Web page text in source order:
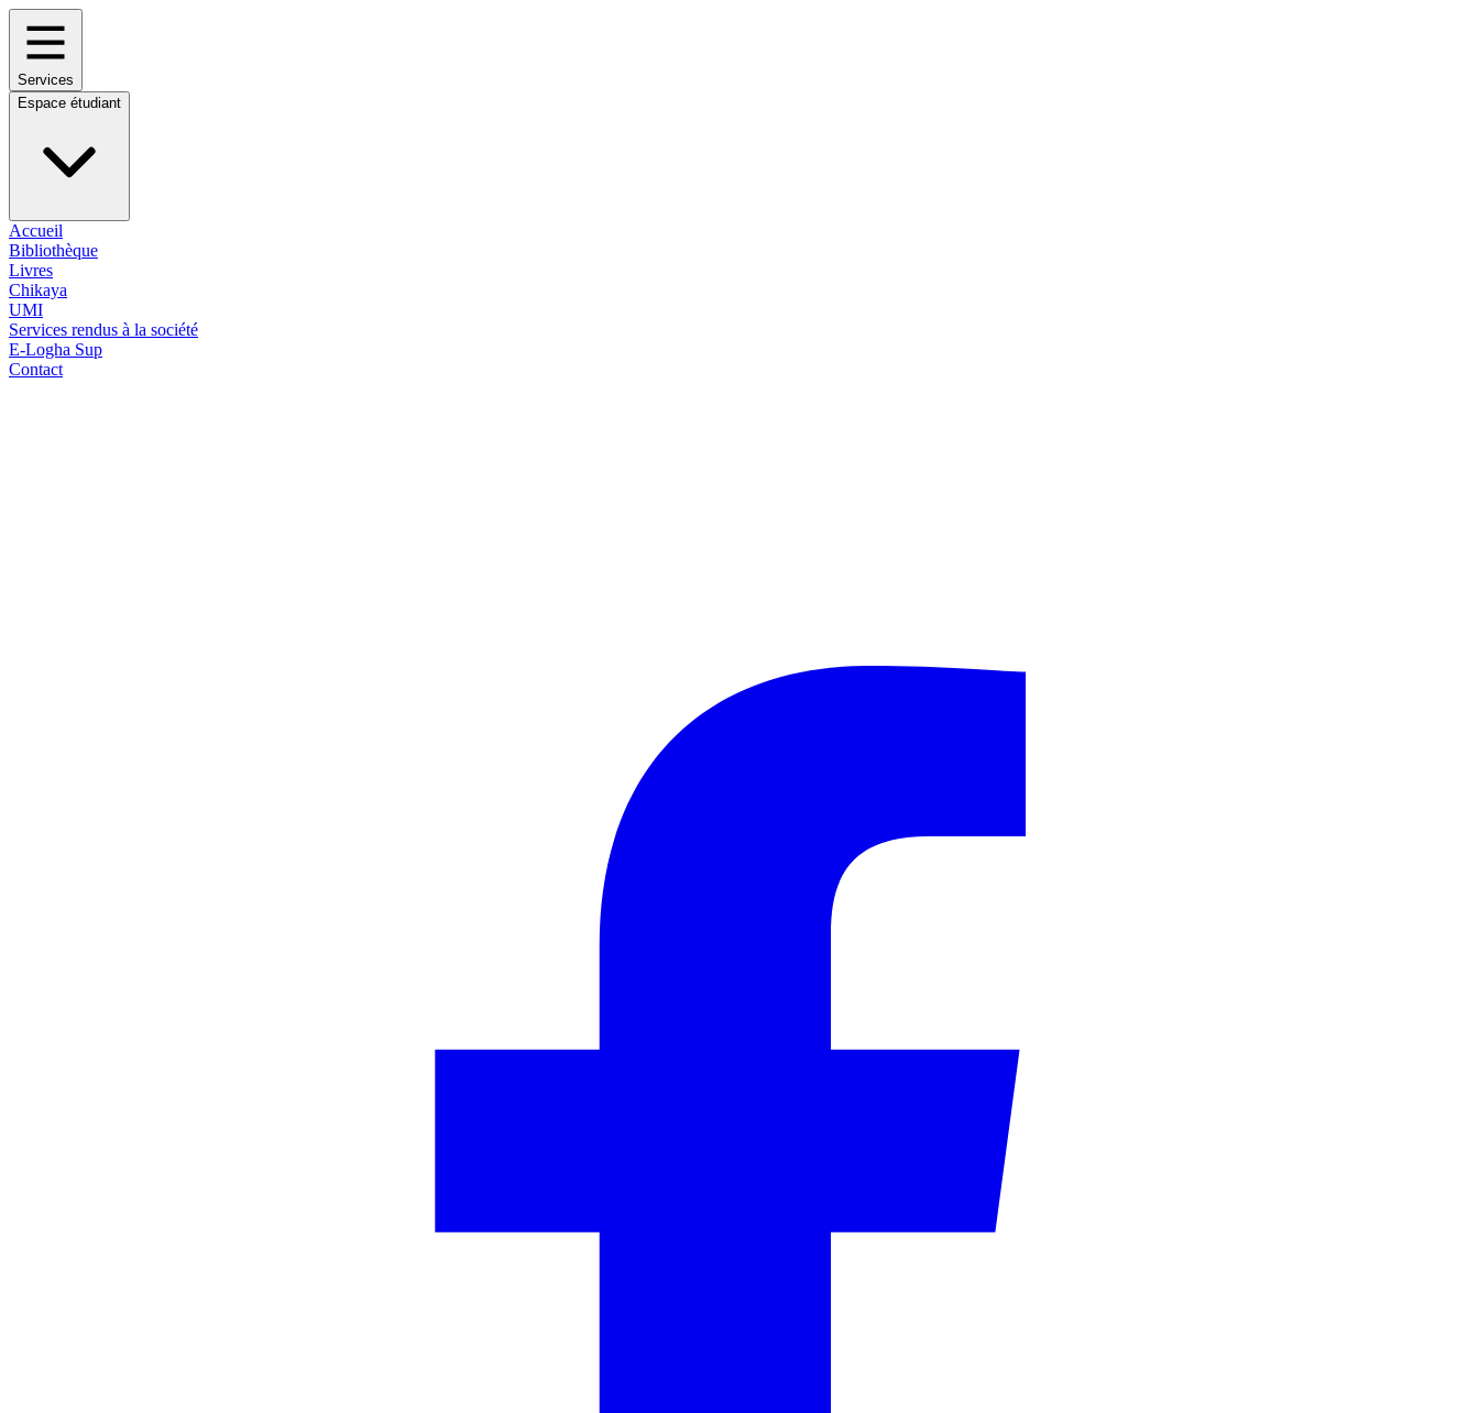
Services
Espace étudiant
Accueil
Bibliothèque
Livres
Chikaya
UMI
Services rendus à la société
E-Logha Sup
Contact